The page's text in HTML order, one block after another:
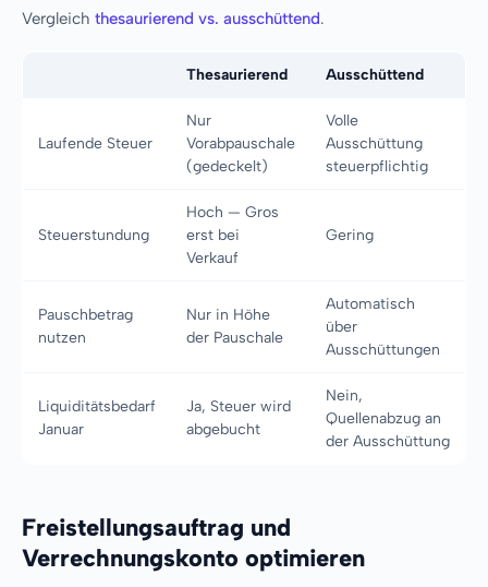
Vergleich thesaurierend vs. ausschüttend.
Thesaurierend Ausschüttend
Laufende Steuer
Nur
Vorabpauschale
(gedeckelt)
Volle
Ausschüttung
steuerpflichtig
Steuerstundung
Hoch — Gros
erst bei
Verkauf
Gering
Pauschbetrag
nutzen
Nur in Höhe
der Pauschale
Automatisch
über
Ausschüttungen
Liquiditätsbedarf
Januar
Ja, Steuer wird
abgebucht
Nein,
Quellenabzug an
der Ausschüttung
Freistellungsauftrag und
Verrechnungskonto optimieren